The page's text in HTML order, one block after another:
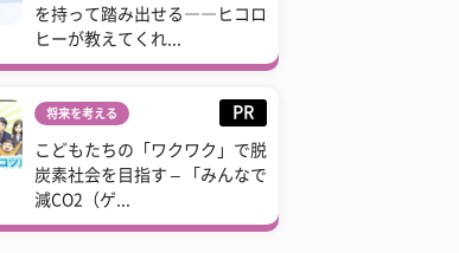
を持って踏み出せる――ヒコロ
ヒーが教えてくれ...
将来を考える PR
こどもたちの「ワクワク」で脱
炭素社会を目指す – 「みんなで
減CO2（ゲ...